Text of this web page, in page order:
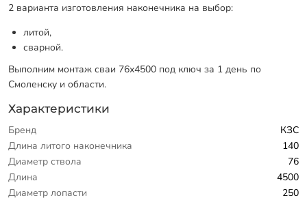
2 варианта изготовления наконечника на выбор:
литой,
сварной.
Выполним монтаж сваи 76х4500 под ключ за 1 день по
Смоленску и области.
Характеристики
Бренд
КЗС
Длина литого наконечника
140
Диаметр ствола
76
Длина
4500
Диаметр лопасти
250